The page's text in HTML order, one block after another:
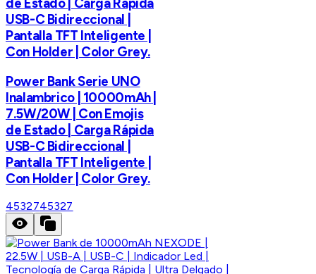
USB-C Bidireccional |
Pantalla TFT Inteligente |
Con Holder | Color Grey.
Power Bank Serie UNO
Inalambrico | 10000mAh |
7.5W/20W | Con Emojis
de Estado | Carga Rápida
USB-C Bidireccional |
Pantalla TFT Inteligente |
Con Holder | Color Grey.
4532745327